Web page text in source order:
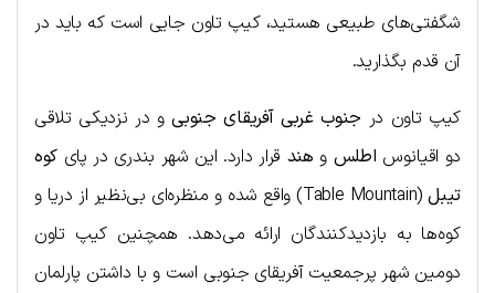
شگفتی‌های طبیعی هستید، کیپ تاون جایی است که باید در
آن قدم بگذارید.
کیپ تاون در جنوب غربی آفریقای جنوبیو در نزدیکی تلاقی
دو اقیانوس اطلس و هند قرار دارد. این شهر بندری در پای کوه
تیبل
(Table Mountain) واقع شده و منظره‌ای بی‌نظیر از دریا و
کوه‌ها به بازدیدکنندگان ارائه می‌دهد. همچنین کیپ تاون
دومین شهر پرجمعیت آفریقای جنوبی است و با داشتن پارلمان